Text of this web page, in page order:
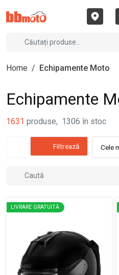
Home / Echipamente Moto
Echipamente
1631 produse, 1306 în stoc
Filtrează Cele
LIVRARE GRATUITĂ